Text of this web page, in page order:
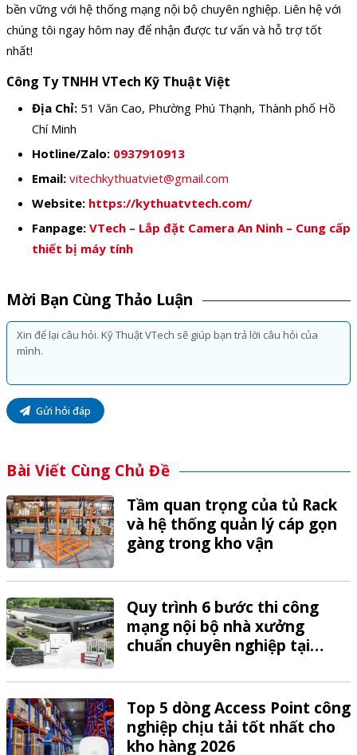
bền vững với hệ thống mạng nội bộ chuyên nghiệp. Liên hệ với
chúng tôi ngay hôm nay để nhận được tư vấn và hỗ trợ tốt
nhất!
Công Ty TNHH VTech Kỹ Thuật Việt
Địa Chỉ: 51 Văn Cao, Phường Phú Thạnh, Thành phố Hồ
Chí Minh
Hotline/Zalo: 0937910913
Email: vitechkythuatviet@gmail.com
Website: https://kythuatvtech.com/
Fanpage: VTech – Lắp đặt Camera An Ninh – Cung cấp
thiết bị máy tính
Mời Bạn Cùng Thảo Luận
Gửi hỏi đáp
Bài Viết Cùng Chủ Đề
Tầm quan trọng của tủ Rack
và hệ thống quản lý cáp gọn
gàng trong kho vận
Quy trình 6 bước thi công
mạng nội bộ nhà xưởng
chuẩn chuyên nghiệp tại
Top 5 dòng Access Point công
nghiệp chịu tải tốt nhất cho
kho hàng 2026